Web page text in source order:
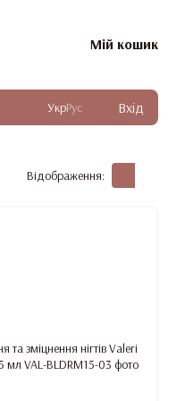
Мій кошик
УкрРус Вхід
Відображення: